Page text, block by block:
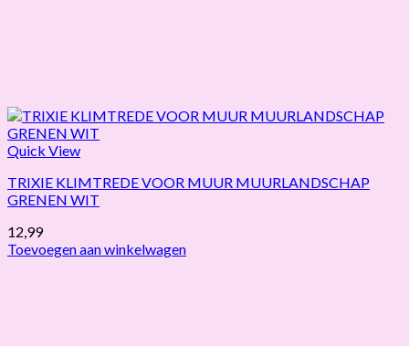
Quick View
TRIXIE KLIMTREDE VOOR MUUR MUURLANDSCHAP
GRENEN WIT
12,99
Toevoegen aan winkelwagen